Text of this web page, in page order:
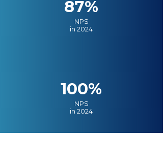
87%
NPS
in 2024
100%
NPS
in 2024